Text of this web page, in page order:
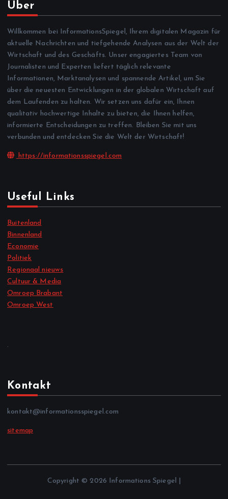
Über
Willkommen bei InformationsSpiegel, Ihrem digitalen Magazin für
aktuelle Nachrichten und tiefgehende Analysen aus der Welt der
Wirtschaft und des Geschäfts. Unser engagiertes Team von
Journalisten und Experten liefert täglich relevante
Informationen, Marktanalysen und spannende Artikel, um Sie
über die neuesten Entwicklungen in der globalen Wirtschaft auf
dem Laufenden zu halten. Wir setzen uns dafür ein, Ihnen
qualitativ hochwertige Inhalte zu bieten, die Ihnen helfen,
informierte Entscheidungen zu treffen. Bleiben Sie mit uns
verbunden und entdecken Sie die Welt der Wirtschaft!
https://informationsspiegel.com
Useful Links
Buitenland
Binnenland
Economie
Politiek
Regionaal nieuws
Cultuur & Media
Omroep Brabant
Omroep West
.
Kontakt
kontakt@informationsspiegel.com
sitemap
Copyright © 2026 Informations Spiegel |